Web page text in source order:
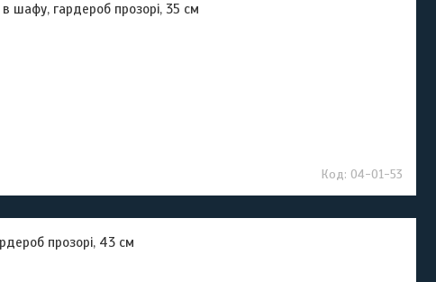
в шафу, гардероб прозорі, 35 см
04-01-53
прозорі, 43 см